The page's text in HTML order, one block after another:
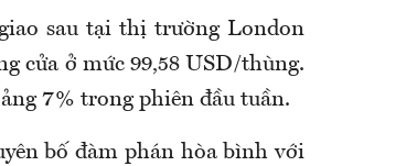
sau tại thị trường London
cửa ở mức 99,58 USD/thùng.
7% trong phiên đầu tuần.
bố đàm phán hòa bình với